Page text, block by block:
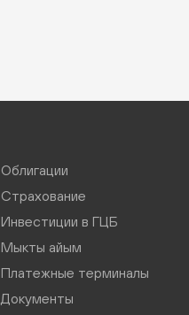
Облигации
Страхование
Инвестиции в ГЦБ
Мыкты айым
Платежные терминалы
Документы